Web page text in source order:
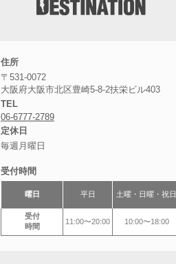
住所
〒531-0072
大阪府大阪市北区豊崎5-8-2扶栄ビル403
TEL
06-6777-2789
定休日
毎週月曜日
受付時間
曜日 平日 土曜・ 日曜・祝日
受付
時間
11:00〜20:00 10:00〜18:00